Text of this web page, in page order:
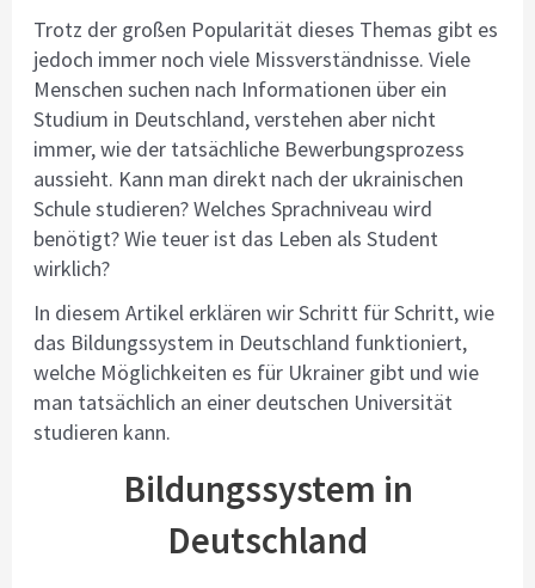
Trotz der großen Popularität dieses Themas gibt es
jedoch immer noch viele Missverständnisse. Viele
Menschen suchen nach Informationen über ein
Studium in Deutschland, verstehen aber nicht
immer, wie der tatsächliche Bewerbungsprozess
aussieht. Kann man direkt nach der ukrainischen
Schule studieren? Welches Sprachniveau wird
benötigt? Wie teuer ist das Leben als Student
wirklich?
In diesem Artikel erklären wir Schritt für Schritt, wie
das Bildungssystem in Deutschland funktioniert,
welche Möglichkeiten es für Ukrainer gibt und wie
man tatsächlich an einer deutschen Universität
studieren kann.
Bildungssystem in
Deutschland